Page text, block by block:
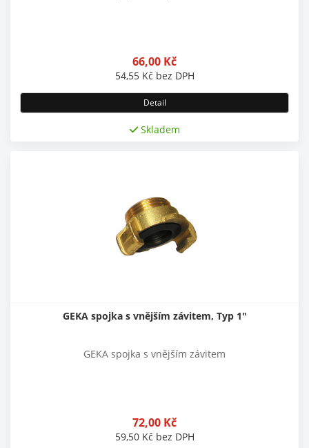
66,00 Kč
54,55 Kč bez DPH
Detail
Skladem
GEKA spojka s vnějším závitem, Typ 1"
GEKA spojka s vnějším závitem
72,00 Kč
59,50 Kč bez DPH